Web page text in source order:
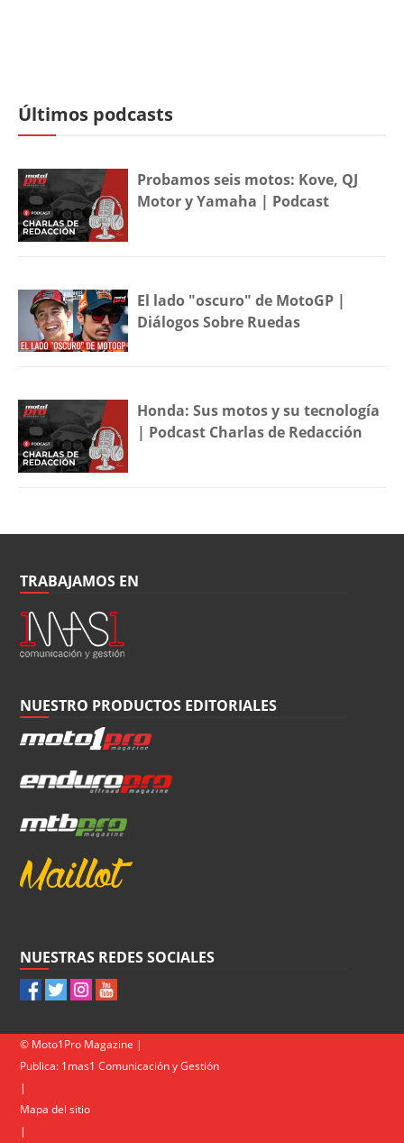
Últimos podcasts
Probamos seis motos: Kove, QJ
Motor y Yamaha | Podcast
El lado "oscuro" de MotoGP |
Diálogos Sobre Ruedas
Honda: Sus motos y su tecnología
| Podcast Charlas de Redacción
TRABAJAMOS EN
NUESTRO PRODUCTOS EDITORIALES
NUESTRAS REDES SOCIALES
© Moto1Pro Magazine |
Publica: 1mas1 Comunicación y Gestión
|
Mapa del sitio
|